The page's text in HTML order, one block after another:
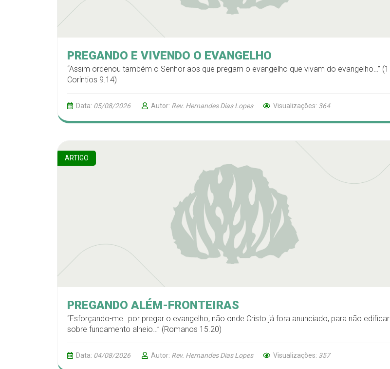
PREGANDO E VIVENDO O EVANGELHO
“Assim ordenou também o Senhor aos que pregam o evangelho que vivam do evangelho…” (1
Coríntios 9.14)
Data: 05/08/2026 Autor: Rev. Hernandes Dias Lopes Visualizações: 364
ARTIGO
PREGANDO ALÉM-FRONTEIRAS
“Esforçando-me…por pregar o evangelho, não onde Cristo já fora anunciado, para não edificar
sobre fundamento alheio…” (Romanos 15.20)
Data: 04/08/2026 Autor: Rev. Hernandes Dias Lopes Visualizações: 357